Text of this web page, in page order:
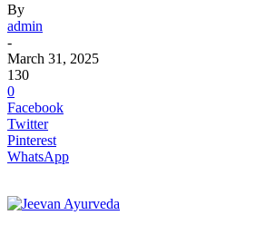
By
admin
-
March 31, 2025
130
0
Facebook
Twitter
Pinterest
WhatsApp